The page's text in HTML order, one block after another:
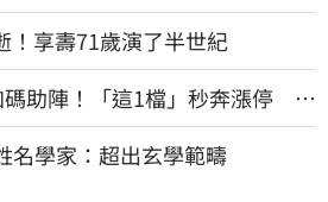
！享壽71歲演了半世紀
碼助陣！「這1檔」秒奔漲停 帶
名學家：超出玄學範疇